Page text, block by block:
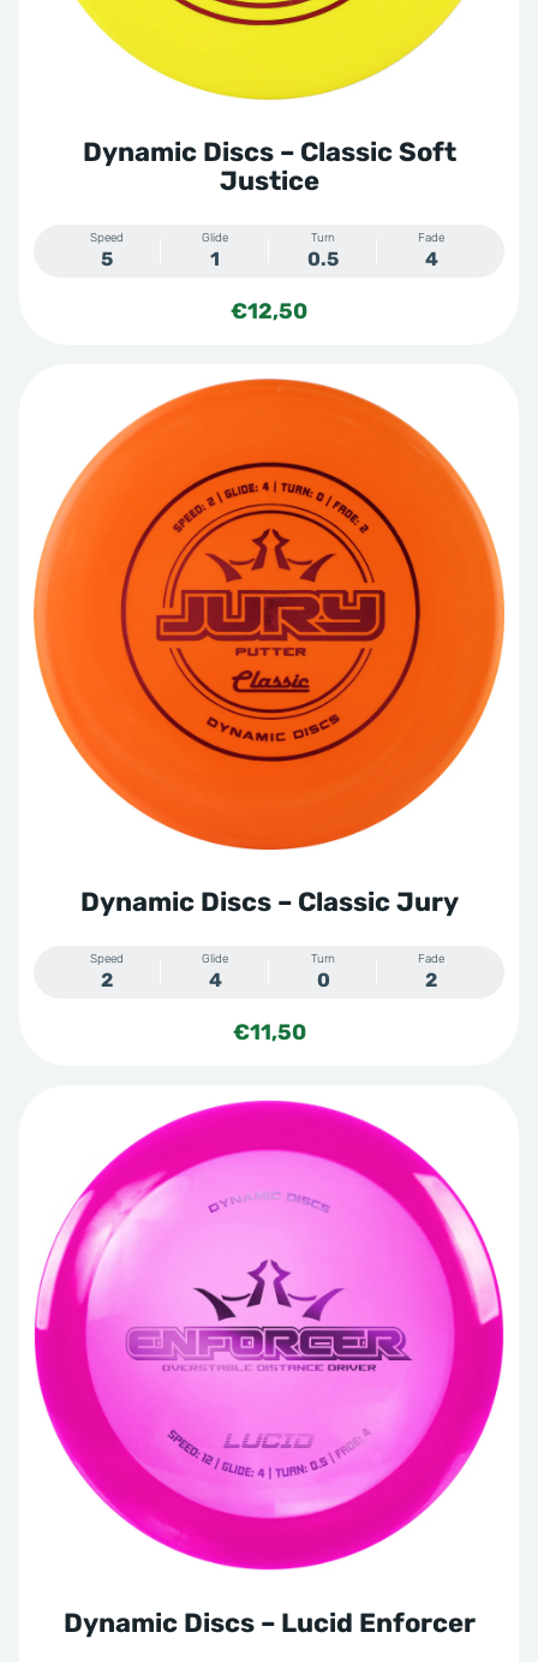
Dynamic Discs – Classic Soft
Justice
Speed
5
Glide
1
Turn
0.5
Fade
4
€12,50
Dynamic Discs – Classic Jury
Speed
2
Glide
4
Turn
0
Fade
2
€11,50
Dynamic Discs – Lucid Enforcer